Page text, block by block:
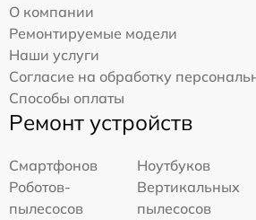
О компании
Ремонтируемые модели
Наши услуги
Согласие на обработку
Способы оплаты
Ремонт устройств
Смартфонов
Ноутбуков
Роботов-
пылесосов
Вертикальных
пылесосов